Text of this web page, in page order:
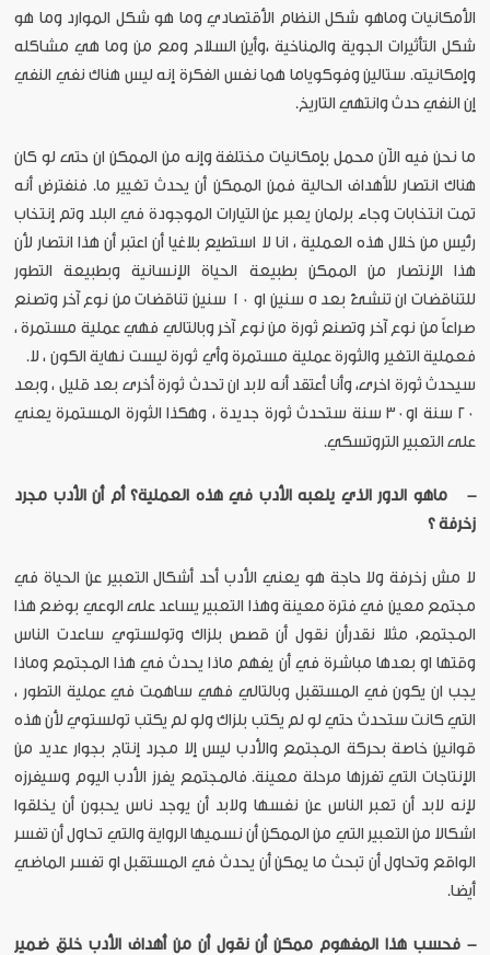
الأمكانيات وماهو شكل النظام الأقتصادي وما هو شكل الموارد وما هو
شكل التأثيرات الجوية والمناخية ،وأين السلاح ومع من وما هي مشاكله
وإمكانيته. ستالين وفوكوياما هما نفس الفكرة إنه ليس هناك نفي النفي
إن النفي حدث وانتهي التاريخ.
ما نحن فيه الآن محمل بإمكانيات مختلفة وإنه من الممكن ان حتى لو كان
هناك انتصار للأهداف الحالية فمن الممكن أن يحدث تغيير ما. فنفترض أنه
تمت انتخابات وجاء برلمان يعبر عن التيارات الموجودة في البلد وتم إنتخاب
رئيس من خلال هذه العملية ، انا لا استطيع بلاغيا أن اعتبر أن هذا انتصار لأن
هذا الإنتصار من الممكن بطبيعة الحياة الإنسانية وبطبيعة التطور
للتناقضات ان تنشئ بعد ٥ سنين او ١٠ سنين تناقضات من نوع آخر وتصنع
صراعاً من نوع آخر وتصنع ثورة من نوع آخر وبالتالي فهي عملية مستمرة ،
فعملية التغير والثورة عملية مستمرة وأي ثورة ليست نهاية الكون ، لا.
سيحدث ثورة اخرى، وأنا أعتقد أنه لابد ان تحدث ثورة أخرى بعد قليل ، وبعد
٢٠ سنة او٣٠ سنة ستحدث ثورة جديدة ، وهكذا الثورة المستمرة يعني
على التعبير التروتسكي.
- ماهو الدور الذي يلعبه الأدب في هذه العملية؟ أم أن الأدب مجرد
زخرفة ؟
لا مش زخرفة ولا حاجة هو يعني الأدب أحد أشكال التعبير عن الحياة في
مجتمع معين في فترة معينة وهذا التعبير يساعد على الوعي بوضع هذا
المجتمع، مثلا نقدرأن نقول أن قصص بلزاك وتولستوي ساعدت الناس
وقتها او بعدها مباشرة في أن يفهم ماذا يحدث في هذا المجتمع وماذا
يجب ان يكون في المستقبل وبالتالي فهي ساهمت في عملية التطور ،
التي كانت ستحدث حتي لو لم يكتب بلزاك ولو لم يكتب تولستوي لأن هذه
قوانين خاصة بحركة المجتمع والأدب ليس إلا مجرد إنتاج بجوار عديد من
الإنتاجات التي تفرزها مرحلة معينة. فالمجتمع يفرز الأدب اليوم وسيفرزه
لإنه لابد أن تعبر الناس عن نفسها ولابد أن يوجد ناس يحبون أن يخلقوا
اشكالا من التعبير التي من الممكن أن نسميها الرواية والتي تحاول أن تفسر
الواقع وتحاول أن تبحث ما يمكن أن يحدث في المستقبل او تفسر الماضي
أيضا.
- فحسب هذا المفهوم ممكن أن نقول أن من أهداف الأدب خلق ضمير